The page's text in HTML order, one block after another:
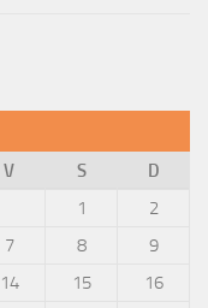
V S
D
1
2
7 8
9
14 15
16